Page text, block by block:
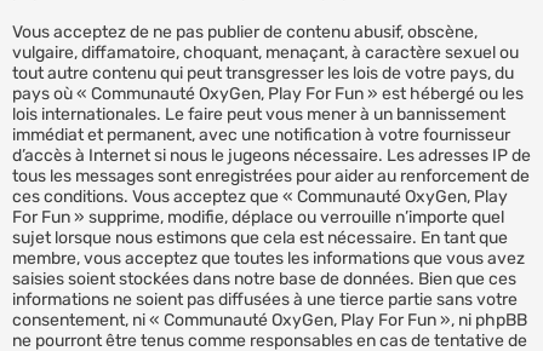
Vous acceptez de ne pas publier de contenu abusif, obscène,
vulgaire, diffamatoire, choquant, menaçant, à caractère sexuel ou
tout autre contenu qui peut transgresser les lois de votre pays, du
pays où « Communauté OxyGen, Play For Fun » est hébergé ou les
lois internationales. Le faire peut vous mener à un bannissement
immédiat et permanent, avec une notification à votre fournisseur
d’accès à Internet si nous le jugeons nécessaire. Les adresses IP de
tous les messages sont enregistrées pour aider au renforcement de
ces conditions. Vous acceptez que « Communauté OxyGen, Play
For Fun » supprime, modifie, déplace ou verrouille n’importe quel
sujet lorsque nous estimons que cela est nécessaire. En tant que
membre, vous acceptez que toutes les informations que vous avez
saisies soient stockées dans notre base de données. Bien que ces
informations ne soient pas diffusées à une tierce partie sans votre
consentement, ni « Communauté OxyGen, Play For Fun », ni phpBB
ne pourront être tenus comme responsables en cas de tentative de